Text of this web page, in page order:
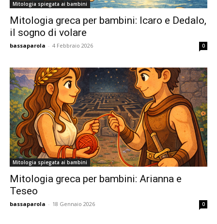
Mitologia spiegata ai bambini
Mitologia greca per bambini: Icaro e Dedalo,
il sogno di volare
bassaparola - 4 Febbraio 2026 0
Mitologia spiegata ai bambini
Mitologia greca per bambini: Arianna e
Teseo
bassaparola - 18 Gennaio 2026 0